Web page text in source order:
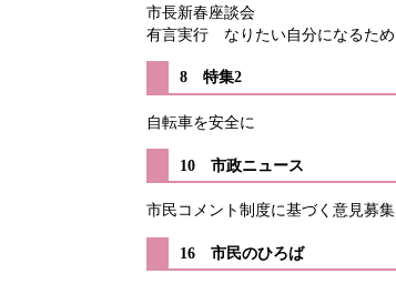
市長新春座談会
有言実行 なりたい自分になるため
8 特集2
自転車を安全に
​10 市政ニュース
市民コメント制度に基づく意見募
16 市民のひろば